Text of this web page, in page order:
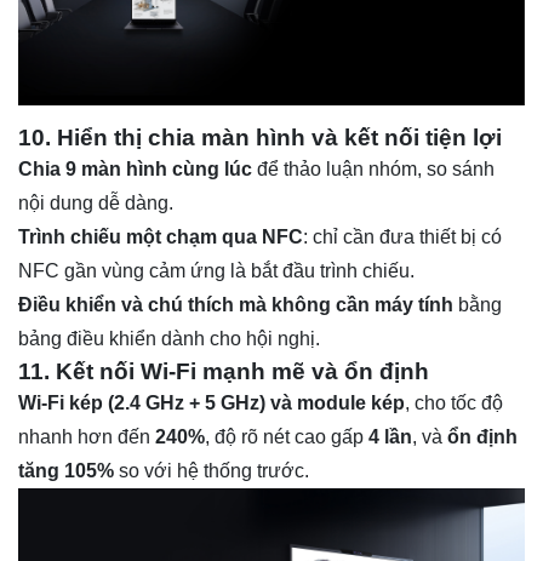
10. Hiển thị chia màn hình và kết nối tiện lợi
Chia 9 màn hình cùng lúc để thảo luận nhóm, so sánh
nội dung dễ dàng.
Trình chiếu một chạm qua NFC: chỉ cần đưa thiết bị có
NFC gần vùng cảm ứng là bắt đầu trình chiếu.
Điều khiển và chú thích mà không cần máy tính bằng
bảng điều khiển dành cho hội nghị.
11. Kết nối Wi-Fi mạnh mẽ và ổn định
Wi-Fi kép (2.4 GHz + 5 GHz) và module kép, cho tốc độ
nhanh hơn đến 240%, độ rõ nét cao gấp 4 lần, và ổn định
tăng 105% so với hệ thống trước.